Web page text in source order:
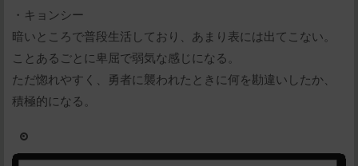
・キョンシー
暗いところで普段生活しており、あまり表には出てこない。
ことあるごとに卑屈で弱気な感じになる。
ただ惚れやすく、勇者に襲われたときに何を勘違いしたか、
積極的になる。